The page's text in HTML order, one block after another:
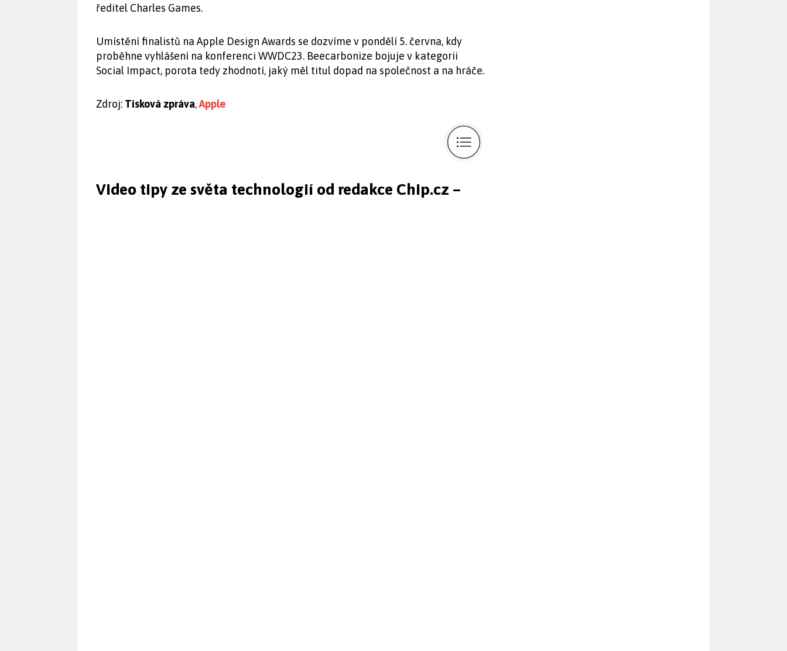
ředitel Charles Games.
Umístění finalistů na Apple Design Awards se dozvíme v pondělí 5. června, kdy
proběhne vyhlášení na konferenci WWDC23. Beecarbonize bojuje v kategorii
Social Impact, porota tedy zhodnotí, jaký měl titul dopad na společnost a na hráče.
Zdroj: Tisková zpráva,Apple
Video tipy ze světa technologií od redakce Chip.cz –